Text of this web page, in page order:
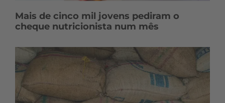
Mais de cinco mil jovens pediram o
cheque nutricionista num mês